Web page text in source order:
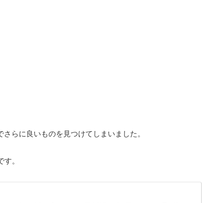
らに良いものを見つけてしまいました。
。